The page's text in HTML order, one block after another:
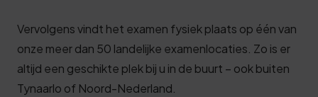
Vervolgens vindt het examen fysiek plaats op één van
onze meer dan 50 landelijke examenlocaties. Zo is er
altijd een geschikte plek bij u in de buurt – ook buiten
Tynaarlo of Noord-Nederland.